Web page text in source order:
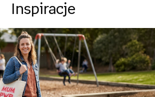
Inspiracje